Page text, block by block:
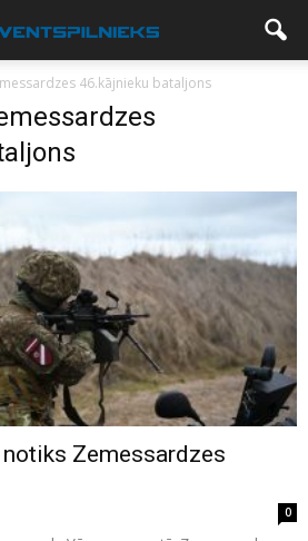
46.kājnieku bataljons
Zemessardzes
0